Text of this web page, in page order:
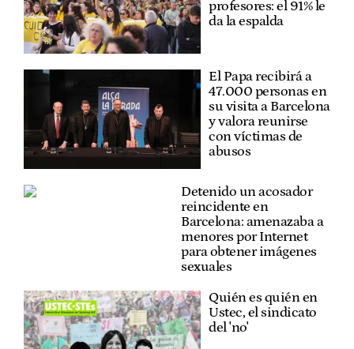
profesores: el 91% le
da la espalda
El Papa recibirá a
47.000 personas en
su visita a Barcelona
y valora reunirse
con víctimas de
abusos
Detenido un acosador
reincidente en
Barcelona: amenazaba a
menores por Internet
para obtener imágenes
sexuales
Quién es quién en
Ustec, el sindicato
del 'no'